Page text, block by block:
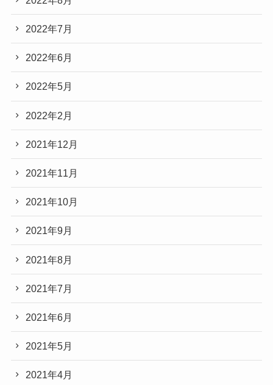
2022年7月
2022年6月
2022年5月
2022年2月
2021年12月
2021年11月
2021年10月
2021年9月
2021年8月
2021年7月
2021年6月
2021年5月
2021年4月